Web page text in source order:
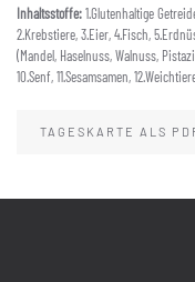
Inhaltsstoffe:1.Glutenhaltige
2.Krebstiere, 3.Eier, 4.Fisch,
(Mandel, Haselnuss, Walnuss,
10.Senf, 11.Sesamsamen,
TAGESKARTE ALS